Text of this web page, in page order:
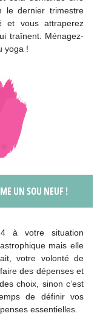
le dernier trimestre
et vous attraperez
traînent. Ménagez-
yoga !
UN SOU NEUF !
à votre situation
mais elle
votre volonté de
des dépenses et
choix, sinon c’est
de définir vos
essentielles.